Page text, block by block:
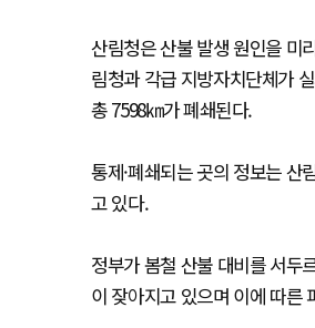
산림청은 산불 발생 원인을 미
림청과 각급 지방자치단체가
총 7598㎞가 폐쇄된다.
통제·폐쇄되는 곳의 정보는
고 있다.
정부가 봄철 산불 대비를 서두
이 잦아지고 있으며 이에 따른